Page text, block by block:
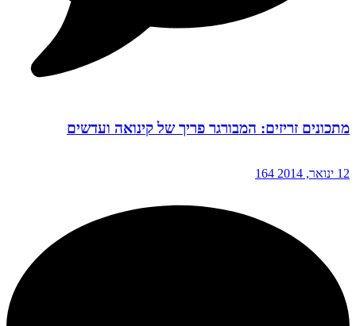
מתכונים זריזים: המבורגר פריך של קינואה ועדשים
12 ינואר, 2014 164